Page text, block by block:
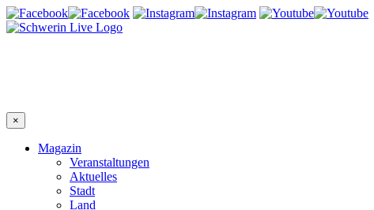
×
Magazin
Veranstaltungen
Aktuelles
Stadt
Land